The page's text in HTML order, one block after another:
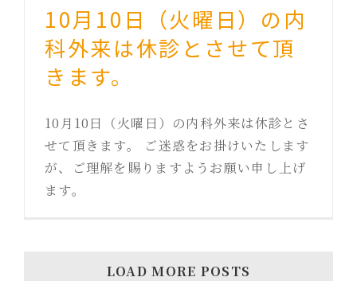
10月10日（火曜日）の内
科外来は休診とさせて頂
きます。
10月10日（火曜日）の内科外来は休診とさ
せて頂きます。 ご迷惑をお掛けいたします
が、ご理解を賜りますようお願い申し上げ
ます。
LOAD MORE POSTS